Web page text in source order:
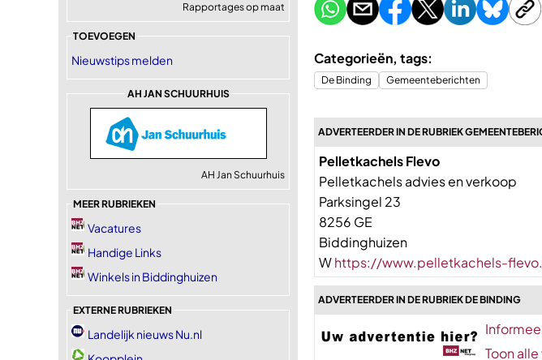
Rapportages op maat
TOEVOEGEN
Nieuwstips melden
AH JAN SCHUURHUIS
AH Jan Schuurhuis
MEER RUBRIEKEN
Vacatures
Handige Links
Winkels in Biddinghuizen
EXTERNE RUBRIEKEN
Landelijk nieuws Nu.nl
Categorieën, tags:
De Binding Gemeenteberichten
ADVERTEERDER IN DE RUBRIEK
Pelletkachels Flevo
Pelletkachels advies en verkoop
Parksingel 23
8256 GE
Biddinghuizen
Whttps://www.pelletkachels-
ADVERTEERDER IN DE RUBRIEK DE BINDING
Toon